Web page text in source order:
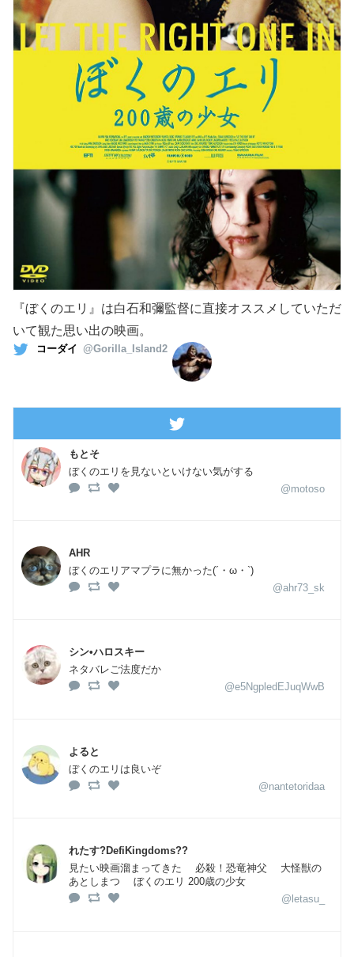
『ぼくのエリ』は白石和彌監督に直接オススメしていただ
いて観た思い出の映画。
コーダイ @Gorilla_Island2
もとそ
ぼくのエリを見ないといけない気がする
@motoso
AHR
ぼくのエリアマプラに無かった(´・ω・`)
@ahr73_sk
シン•ハロスキー
ネタバレご法度だか
@e5NgpledEJuqWwB
よると
ぼくのエリは良いぞ
@nantetoridaa
れたす?DefiKingdoms??
見たい映画溜まってきた 必殺！恐竜神父 大怪獣の
あとしまつ ぼくのエリ 200歳の少女
@letasu_